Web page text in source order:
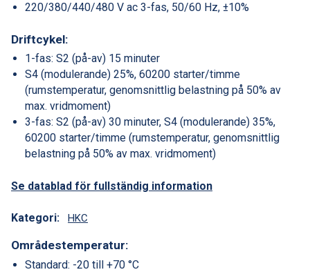
220/380/440/480 V ac 3-fas, 50/60 Hz, ±10%
Driftcykel:
1-fas: S2 (på-av) 15 minuter
S4 (modulerande) 25%, 60200 starter/timme
(rumstemperatur, genomsnittlig belastning på 50% av
max. vridmoment)
3-fas: S2 (på-av) 30 minuter, S4 (modulerande) 35%,
60200 starter/timme (rumstemperatur, genomsnittlig
belastning på 50% av max. vridmoment)
Se datablad för fullständig information
Kategori: HKC
Områdestemperatur:
Standard: -20 till +70 °C